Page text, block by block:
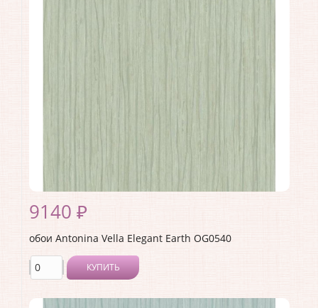
9140 ₽
обои Antonina Vella Elegant Earth OG0540
КУПИТЬ
Производитель:Antonina Vella
Коллекция:Elegant Earth